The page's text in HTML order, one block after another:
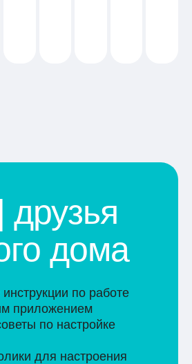
друзья
дома
по работе
приложением
по настройке
для настроения